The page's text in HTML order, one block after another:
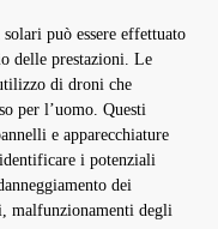
può essere effettuato
delle prestazioni. Le
di droni che
per l’uomo. Questi
e apparecchiature
i potenziali
dei
malfunzionamenti degli